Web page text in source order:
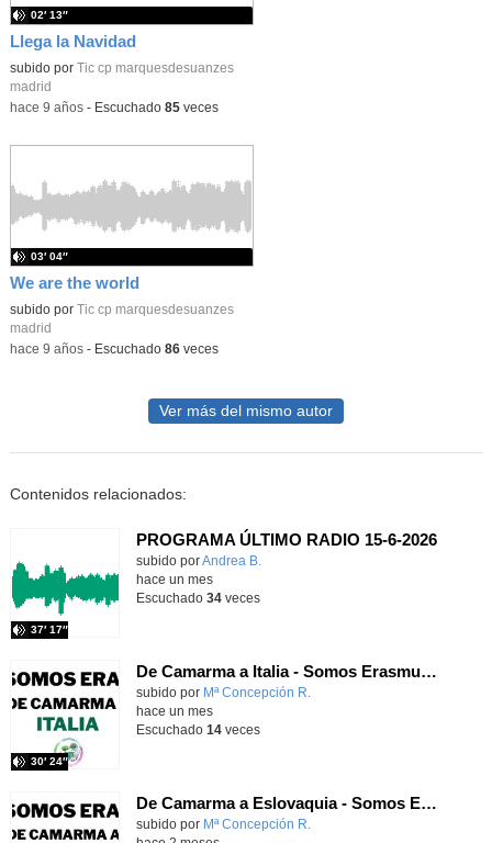
Llega la Navidad
subido por Tic cp marquesdesuanzes
madrid
02′ 13″
-hace 9 años- Escuchado 85veces
We are the world
subido por Tic cp marquesdesuanzes
madrid
03′ 04″
-hace 9 años- Escuchado 86veces
Ver más del mismo autor
Contenidos relacionados:
PROGRAMA ÚLTIMO RADIO 15-6-2026
Contenido educativo.
subido porAndrea B.
37′ 17″
hace un mes
Escuchado 34veces
De Camarma a Italia - Somos Erasmus+ T3X15 - Onda Lorca
Contenido educativo.
subido por Mª Concepción R.
30′ 24″
hace un mes
Escuchado 14veces
De Camarma a Eslovaquia - Somos Erasmus+ T3X14 - Onda Lorca
Contenido educativo.
subido por Mª Concepción R.